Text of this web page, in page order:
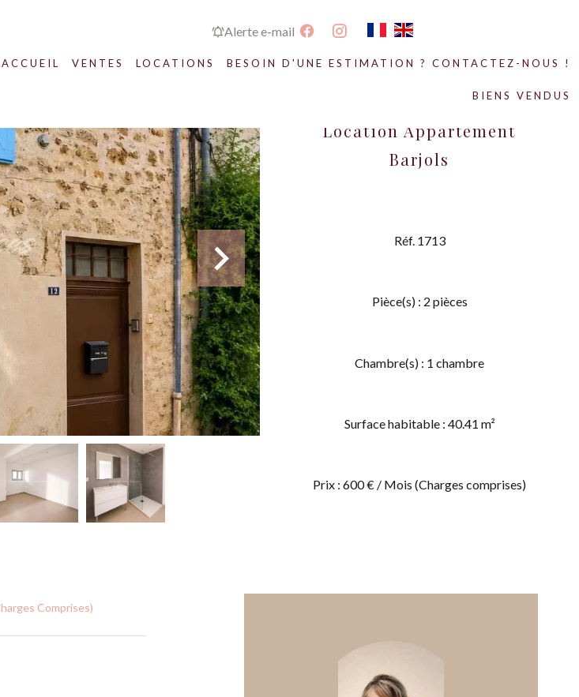
Alerte e-mail
ACCUEIL VENTES LOCATIONS BESOIN D'UNE ESTIMATION ? CONTACTEZ-NOUS !
BIENS VENDUS
Location Appartement
Barjols
Réf. 1713
Pièce(s) : 2 pièces
Chambre(s) : 1 chambre
Surface habitable : 40.41 m²
Prix : 600 € / Mois (Charges comprises)
Comprises)